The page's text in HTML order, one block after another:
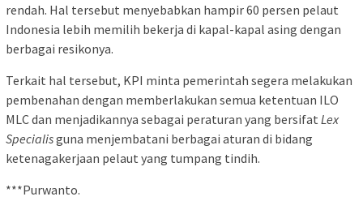
rendah. Hal tersebut menyebabkan hampir 60 persen pelaut
Indonesia lebih memilih bekerja di kapal-kapal asing dengan
berbagai resikonya.
Terkait hal tersebut, KPI minta pemerintah segera melakukan
pembenahan dengan memberlakukan semua ketentuan ILO
MLC dan menjadikannya sebagai peraturan yang bersifat Lex
Specialisguna menjembatani berbagai aturan di bidang
ketenagakerjaan pelaut yang tumpang tindih.
***Purwanto.